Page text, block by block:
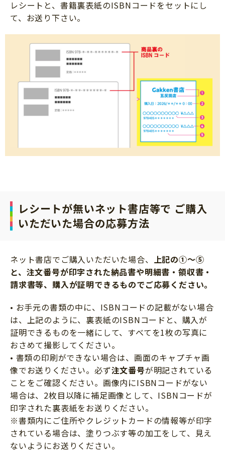
レシートと、書籍裏表紙のISBNコードをセットにし
て、お送り下さい。
レシートが無いネット書店等で ご購入
いただいた場合の応募方法
ネット書店でご購入いただいた場合、 上記の①～⑤
と、注文番号が印字された納品書や明細書・領収書・
請求書等、購入が証明できるものでご応募ください。
• お手元の書類の中に、ISBNコードの記載がない場合
は、上記のように、裏表紙のISBNコードと、購入が
証明できるものを一緒にして、すべてを1枚の写真に
おさめて撮影してください。
• 書類の印刷ができない場合は、画面のキャプチャ画
像でお送りください。必ず注文番号が明記されている
ことをご確認ください。画像内にISBNコードがない
場合は、2枚目以降に補足画像として、ISBNコードが
印字された裏表紙をお送りください。
※書類内にご住所やクレジットカードの情報等が印字
されている場合は、塗りつぶす等の加工をして、見え
ないようにお送りください。